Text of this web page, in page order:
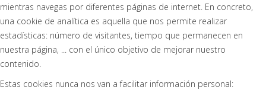
mientras navegas por diferentes páginas de internet. En concreto,
una cookie de analítica es aquella que nos permite realizar
estadísticas: número de visitantes, tiempo que permanecen en
nuestra página, ... con el único objetivo de mejorar nuestro
contenido.
Estas cookies nunca nos van a facilitar información personal: